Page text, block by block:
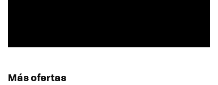
Más ofertas